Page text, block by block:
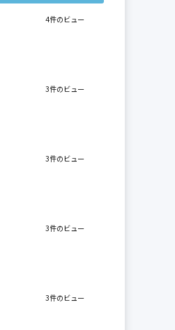
4件のビュー
3件のビュー
3件のビュー
3件のビュー
3件のビュー